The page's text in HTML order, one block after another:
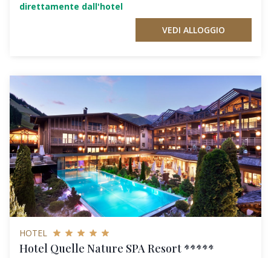
direttamente dall'hotel
VEDI ALLOGGIO
HOTEL
Hotel Quelle Nature SPA Resort *****